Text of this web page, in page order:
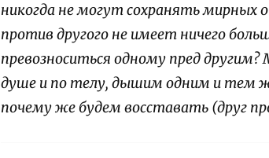
никогда не могут сохранять мирных
против другого не имеет ничего
превозноситься одному пред
душе и по телу, дышим одним и тем
почему же будем восставать (друг